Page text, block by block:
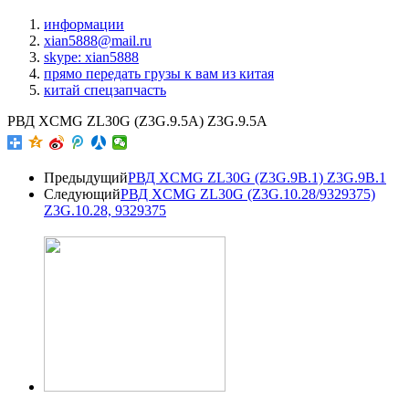
информации
xian5888@mail.ru
skype: xian5888
прямо передать грузы к вам из китая
китай спецзапчасть
РВД XCMG ZL30G (Z3G.9.5A) Z3G.9.5A
ПредыдущийРВД XCMG ZL30G (Z3G.9B.1) Z3G.9B.1
СледующийРВД XCMG ZL30G (Z3G.10.28/9329375)
Z3G.10.28, 9329375